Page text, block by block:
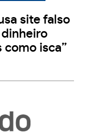
site falso
isca”